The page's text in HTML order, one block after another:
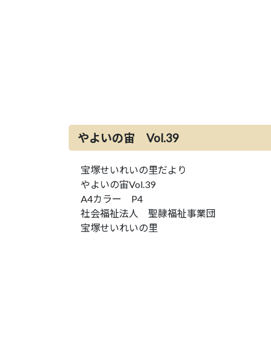
やよいの宙 Vol.39
宝塚せいれいの里だより
やよいの宙Vol.39
A4カラー P4
社会福祉法人 聖隷福祉事業団
宝塚せいれいの里